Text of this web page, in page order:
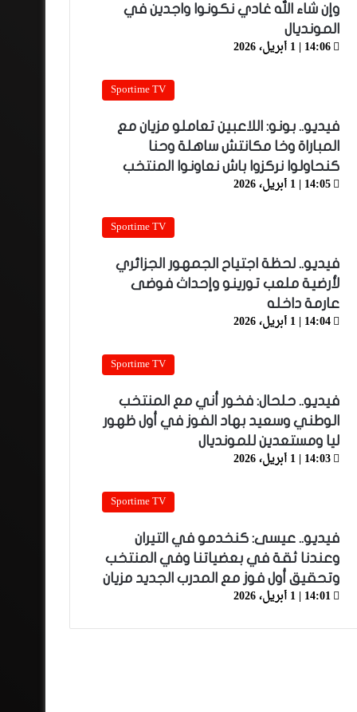
وإن شاء الله غادي نكونوا واجدين في
المونديال
14:06 | 1 أبريل، 2026
Sportime TV
فيديو.. بونو: اللاعبين تعاملو مزيان مع
المباراة وخا مكانتش ساهلة وحنا
كنحاولوا نركزوا باش نعاونوا المنتخب
14:05 | 1 أبريل، 2026
Sportime TV
فيديو.. لحظة اجتياح الجمهور الجزائري
لأرضية ملعب تورينو وإحداث فوضى
عارمة داخله
14:04 | 1 أبريل، 2026
Sportime TV
فيديو.. حلحال: فخور أني مع المنتخب
الوطني وسعيد بهاد الفوز في أول ظهور
ليا ومستعدين للمونديال
14:03 | 1 أبريل، 2026
Sportime TV
فيديو.. عيسى: كنخدمو في التيران
وعندنا ثقة في بعضياتنا وفي المنتخب
وتحقيق أول فوز مع المدرب الجديد مزيان
14:01 | 1 أبريل، 2026